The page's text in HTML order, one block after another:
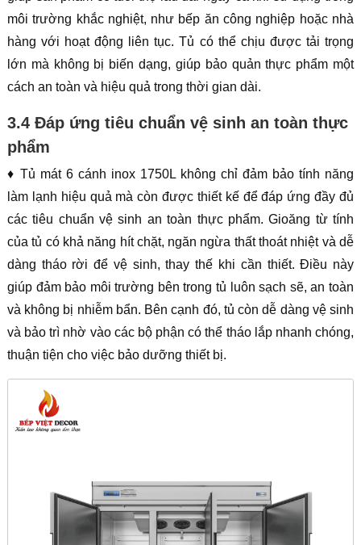
môi trường khắc nghiệt, như bếp ăn công nghiệp hoặc nhà
hàng với hoạt động liên tục. Tủ có thể chịu được tải trọng
lớn mà không bị biến dạng, giúp bảo quản thực phẩm một
cách an toàn và hiệu quả trong thời gian dài.
3.4 Đáp ứng tiêu chuẩn vệ sinh an toàn thực
phẩm
♦ Tủ mát 6 cánh inox 1750L không chỉ đảm bảo tính năng
làm lạnh hiệu quả mà còn được thiết kế để đáp ứng đầy đủ
các tiêu chuẩn vệ sinh an toàn thực phẩm. Gioăng từ tính
của tủ có khả năng hít chặt, ngăn ngừa thất thoát nhiệt và dễ
dàng tháo rời để vệ sinh, thay thế khi cần thiết. Điều này
giúp đảm bảo môi trường bên trong tủ luôn sạch sẽ, an toàn
và không bị nhiễm bẩn. Bên cạnh đó, tủ còn dễ dàng vệ sinh
và bảo trì nhờ vào các bộ phận có thể tháo lắp nhanh chóng,
thuận tiện cho việc bảo dưỡng thiết bị.